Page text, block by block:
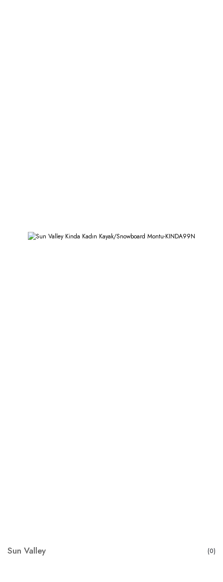
Sun Valley (0)